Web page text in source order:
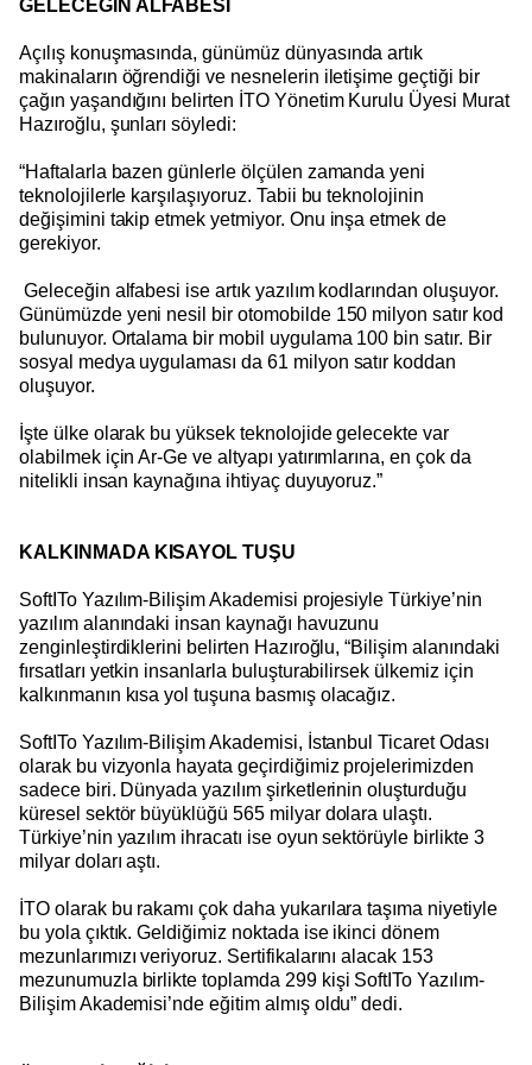
GELECEĞİN ALFABESİ
Açılış konuşmasında, günümüz dünyasında artık
makinaların öğrendiği ve nesnelerin iletişime geçtiği bir
çağın yaşandığını belirten İTO Yönetim Kurulu Üyesi Murat
Hazıroğlu, şunları söyledi:
“Haftalarla bazen günlerle ölçülen zamanda yeni
teknolojilerle karşılaşıyoruz. Tabii bu teknolojinin
değişimini takip etmek yetmiyor. Onu inşa etmek de
gerekiyor.
Geleceğin alfabesi ise artık yazılım kodlarından oluşuyor.
Günümüzde yeni nesil bir otomobilde 150 milyon satır kod
bulunuyor. Ortalama bir mobil uygulama 100 bin satır. Bir
sosyal medya uygulaması da 61 milyon satır koddan
oluşuyor.
İşte ülke olarak bu yüksek teknolojide gelecekte var
olabilmek için Ar-Ge ve altyapı yatırımlarına, en çok da
nitelikli insan kaynağına ihtiyaç duyuyoruz.”
KALKINMADA KISAYOL TUŞU
SoftITo Yazılım-Bilişim Akademisi projesiyle Türkiye’nin
yazılım alanındaki insan kaynağı havuzunu
zenginleştirdiklerini belirten Hazıroğlu, “Bilişim alanındaki
fırsatları yetkin insanlarla buluşturabilirsek ülkemiz için
kalkınmanın kısa yol tuşuna basmış olacağız.
SoftITo Yazılım-Bilişim Akademisi, İstanbul Ticaret Odası
olarak bu vizyonla hayata geçirdiğimiz projelerimizden
sadece biri. Dünyada yazılım şirketlerinin oluşturduğu
küresel sektör büyüklüğü 565 milyar dolara ulaştı.
Türkiye’nin yazılım ihracatı ise oyun sektörüyle birlikte 3
milyar doları aştı.
İTO olarak bu rakamı çok daha yukarılara taşıma niyetiyle
bu yola çıktık. Geldiğimiz noktada ise ikinci dönem
mezunlarımızı veriyoruz. Sertifikalarını alacak 153
mezunumuzla birlikte toplamda 299 kişi SoftITo Yazılım-
Bilişim Akademisi’nde eğitim almış oldu” dedi.